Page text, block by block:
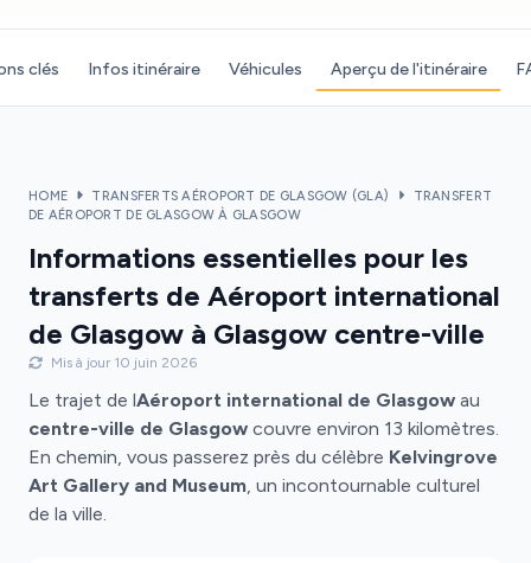
clés Infos itinéraire Véhicules Aperçu de l'itinéraire
HOME TRANSFERTS AÉROPORT DE GLASGOW (GLA)
TRANSFERT
DE AÉROPORT DE GLASGOW À GLASGOW
Informations essentielles pour les
transferts de Aéroport international
de Glasgow à Glasgow centre-ville
Mis à jour 10 juin 2026
Le trajet de lAéroport international de Glasgow au
centre-ville de Glasgow couvre environ 13 kilomètres.
En chemin, vous passerez près du célèbre Kelvingrove
Art Gallery and Museum, un incontournable culturel
de la ville.